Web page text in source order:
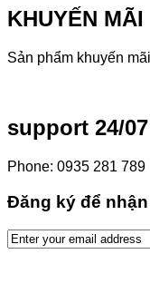
KHUYẾN MÃI
Sản phẩm khuyến
support 24/07
Phone: 0935 281 789
Đăng ký để